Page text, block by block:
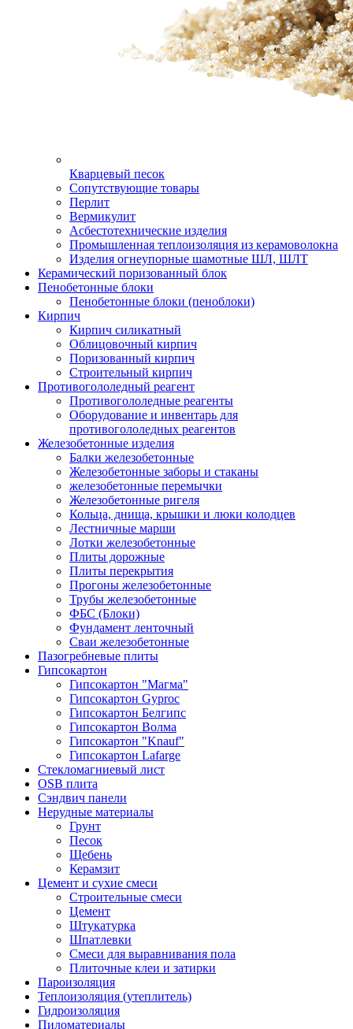
Кварцевый песок
Сопутствующие товары
Перлит
Вермикулит
Асбесто­технические изделия
Промышленная теплоизоляция из керамоволокна
Изделия огнеупорные шамотные ШЛ, ШЛТ
Керамический поризованный блок
Пенобетонные блоки
Пенобетонные блоки (пеноблоки)
Кирпич
Кирпич силикатный
Облицовочный кирпич
Поризованный кирпич
Строительный кирпич
Противогололедный реагент
Противогололедные реагенты
Оборудование и инвентарь для
противогололедных реагентов
Железобетонные изделия
Балки железобетонные
Железобетонные заборы и стаканы
железобетонные перемычки
Железобетонные ригеля
Кольца, днища, крышки и люки колодцев
Лестничные марши
Лотки железобетонные
Плиты дорожные
Плиты перекрытия
Прогоны железобетонные
Трубы железобетонные
ФБС (Блоки)
Фундамент ленточный
Сваи железобетонные
Пазогребневые плиты
Гипсокартон
Гипсокартон "Магма"
Гипсокартон Gyproc
Гипсокартон Белгипс
Гипсокартон Волма
Гипсокартон "Knauf"
Гипсокартон Lafarge
Стекломагниевый лист
OSB плита
Сэндвич панели
Нерудные материалы
Грунт
Песок
Щебень
Керамзит
Цемент и сухие смеси
Строительные смеси
Цемент
Штукатурка
Шпатлевки
Смеси для выравнивания пола
Плиточные клеи и затирки
Пароизоляция
Теплоизоляция (утеплитель)
Гидроизоляция
Пиломатериалы